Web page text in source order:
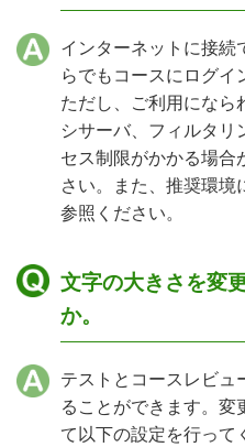
インターネットに接
らでもコースにログイ
ただし、ご利用になら
シサーバ、フィルタリ
セス制限がかかる場
さい。また、推奨環境
参照ください。
文字の大きさを変
か。
テストとコースレビュ
ることができます。
て以下の設定を行って